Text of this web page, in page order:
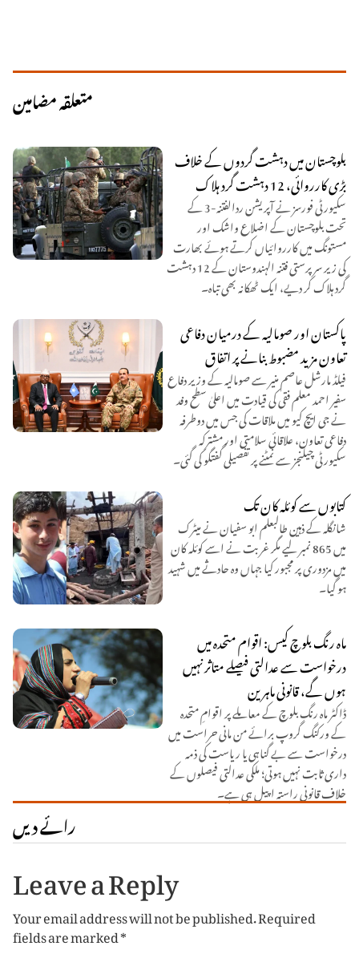
متعلقہ مضامین
بلوچستان میں دہشت گردوں کے خلاف
بڑی کارروائی، 12 دہشت گرد ہلاک
سکیورٹی فورسز نے آپریشن ردالفتنہ-3 کے
تحت بلوچستان کے اضلاع واشک اور
مستونگ میں کارروائیاں کرتے ہوئے بھارت
کی زیر سرپرستی فتنہ الہندوستان کے 12 دہشت
گرد ہلاک کر دیے، ایک ٹھکانہ بھی تباہ۔
پاکستان اور صومالیہ کے درمیان دفاعی
تعاون مزید مضبوط بنانے پر اتفاق
فیلڈ مارشل عاصم منیر سے صومالیہ کے وزیر دفاع
سفیر احمد معلم فقی کی قیادت میں اعلیٰ سطح وفد
نے جی ایچ کیو میں ملاقات کی جس میں دوطرفہ
دفاعی تعاون، علاقائی سلامتی اور مشترکہ
سکیورٹی چیلنجز سے نمٹنے پر تفصیلی گفتگو کی گئی۔
کتابوں سے کوئلہ کان تک
شانگلہ کے ذہین طالبعلم ابو سفیان نے میٹرک
میں 865 نمبر لیے مگر غربت نے اسے کوئلہ کان
میں مزدوری پر مجبور کیا جہاں وہ حادثے میں شہید
ہو گیا۔
ماہ رنگ بلوچ کیس: اقوام متحدہ میں
درخواست سے عدالتی فیصلے متاثر نہیں
ہوں گے، قانونی ماہرین
ڈاکٹر ماہ رنگ بلوچ کے معاملے پر اقوامِ متحدہ
کے ورکنگ گروپ برائے من مانی حراست میں
درخواست سے بے گناہی یا ریاست کی ذمہ
داری ثابت نہیں ہوتی؛ ملکی عدالتی فیصلوں کے
خلاف قانونی راستہ اپیل ہی ہے۔
رائے دیں
Leave a Reply
Your email address will not be published.Required
fields are marked*